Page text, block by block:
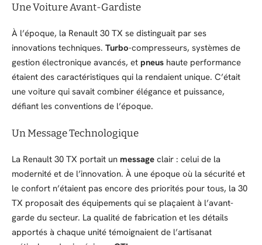
Une Voiture Avant-Gardiste
À l’époque, la Renault 30 TX se distinguait par ses
innovations techniques. Turbo-compresseurs, systèmes de
gestion électronique avancés, et pneus haute performance
étaient des caractéristiques qui la rendaient unique. C’était
une voiture qui savait combiner élégance et puissance,
défiant les conventions de l’époque.
Un Message Technologique
La Renault 30 TX portait un message clair : celui de la
modernité et de l’innovation. À une époque où la sécurité et
le confort n’étaient pas encore des priorités pour tous, la 30
TX proposait des équipements qui se plaçaient à l’avant-
garde du secteur. La qualité de fabrication et les détails
apportés à chaque unité témoignaient de l’artisanat